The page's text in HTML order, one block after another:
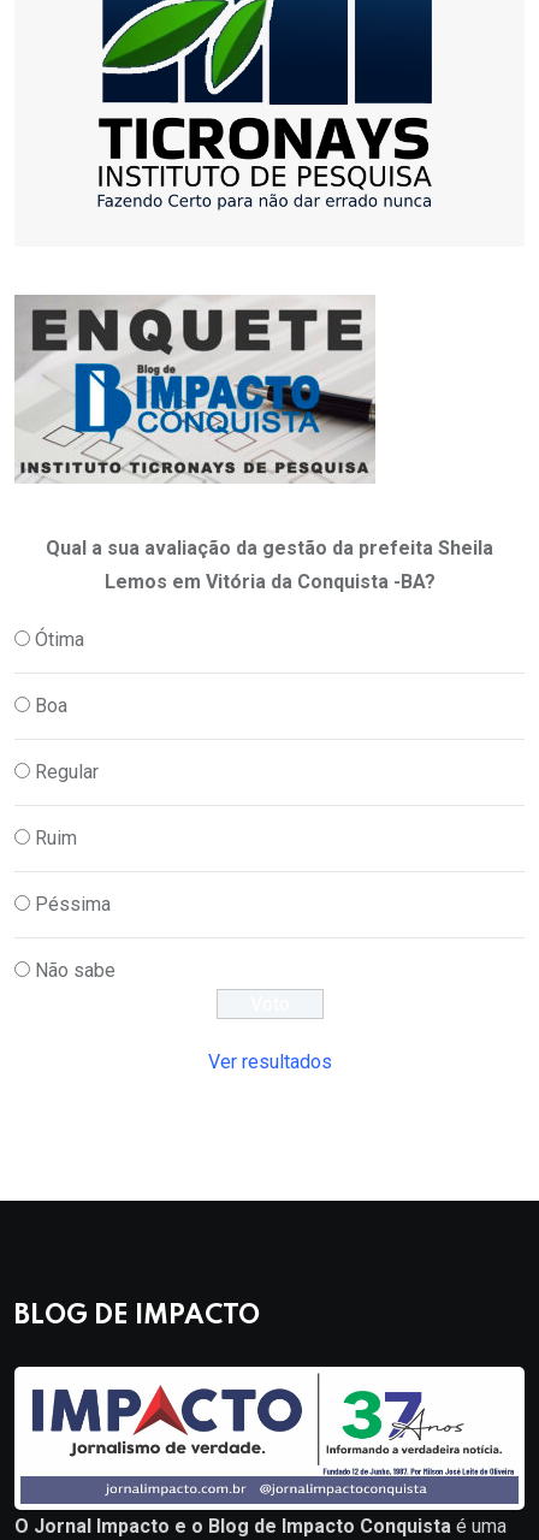
Qual a sua avaliação da gestão da prefeita Sheila
Lemos em Vitória da Conquista -BA?
Ótima
Boa
Regular
Ruim
Péssima
Não sabe
Ver resultados
BLOG DE IMPACTO
O Jornal Impacto e o Blog de Impacto Conquista é uma